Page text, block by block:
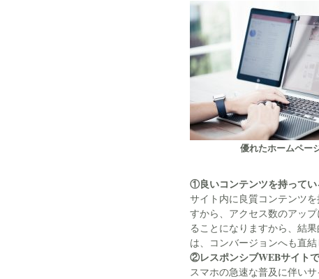
優れたホームペー
①良いコンテンツを持って
サイト内に良質コンテンツ
すから、アクセス数のアッ
ることになりますから、結
は、コンバージョンへも直結
②レスポンシブWEBサイト
スマホの急速な普及に伴い